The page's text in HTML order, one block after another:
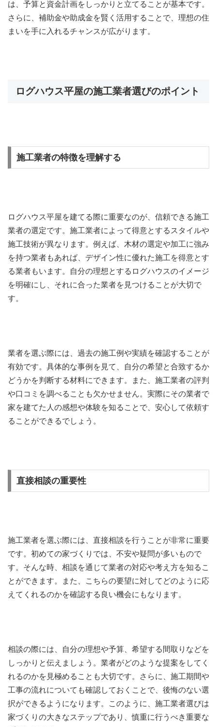
は、予算と資金計画をしっかりと立てることが基本です。
さらに、補助金や助成金を賢く活用することで、理想の住
まいを手に入れるチャンスが広がります。
ログハウス平屋の施工業者選びのポイント
施工業者の特徴を理解する
ログハウス平屋を建てる際に重要なのが、信頼できる施工
業者の選定です。施工業者によって得意とするスタイルや
施工技術が異なります。例えば、木材の選定や加工に強み
を持つ業者もあれば、デザイン性に優れた施工を得意とす
る業者もいます。自分の理想とするログハウスのイメージ
を明確にし、それに合った業者を見つけることが大切で
す。
業者を選ぶ際には、過去の施工例や実績を確認することが
有効です。具体的な事例を見て、自分の希望と合致するか
どうかを判断する材料にできます。また、施工業者の評判
や口コミを調べることも欠かせません。実際にその業者で
家を建てた人の感想や体験を知ることで、安心して依頼す
ることができるでしょう。
直接相談の重要性
施工業者を選ぶ際には、直接相談を行うことが非常に重要
です。初めての家づくりでは、不安や疑問が多いもので
す。そんな時、相談を通じて業者の対応や考え方を知るこ
とができます。また、こちらの要望に対してどのように応
えてくれるのかを確認する良い機会にもなります。
相談の際には、自分の理想や予算、希望する間取りなどを
しっかりと伝えましょう。業者がどのような提案をしてく
れるのかを見極めることも大切です。さらに、施工期間や
工事の流れについても確認しておくことで、後悔のない選
択ができるようになります。このように、施工業者選びは
家づくりの大きなステップであり、慎重に行うべき重要な